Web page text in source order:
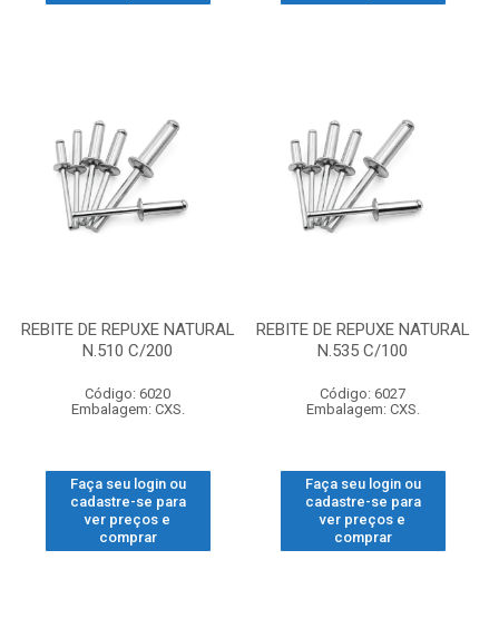
REBITE DE REPUXE NATURAL
N.510 C/200
Código: 6020
Embalagem: CXS.
Faça seu login ou
cadastre-se para
ver preços e
comprar
REBITE DE REPUXE NATURAL
N.535 C/100
Código: 6027
Embalagem: CXS.
Faça seu login ou
cadastre-se para
ver preços e
comprar